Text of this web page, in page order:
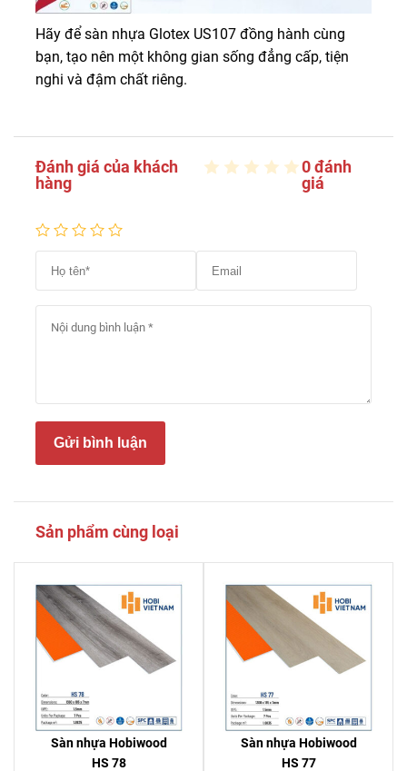
Hãy để sàn nhựa Glotex US107 đồng hành cùng
bạn, tạo nên một không gian sống đẳng cấp, tiện
nghi và đậm chất riêng.
Đánh giá của khách
hàng
0 đánh
giá
Gửi bình luận
Sản phẩm cùng loại
Sàn nhựa Hobiwood
HS 78
Sàn nhựa Hobiwood
HS 77